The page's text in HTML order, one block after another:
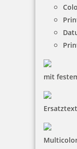
mit
Jetzt gestalten